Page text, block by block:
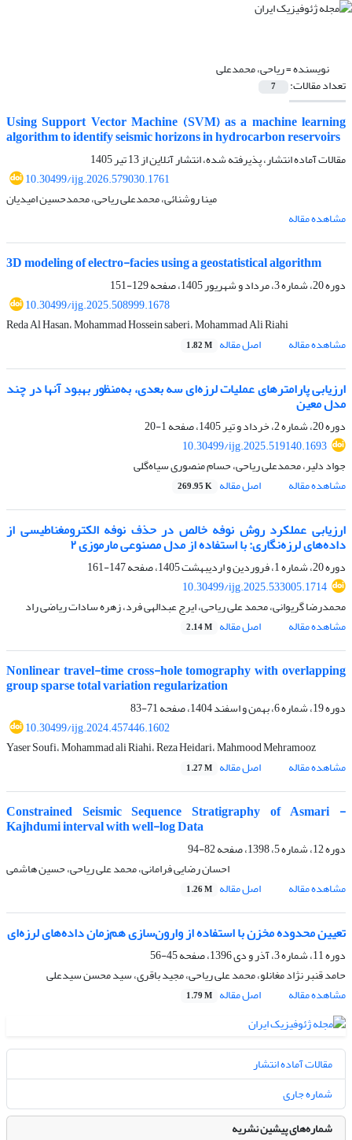
نویسنده =ریاحی، محمدعلی
تعداد مقالات: 7
Using Support Vector Machine (SVM) as a machine learning
algorithm to identify seismic horizons in hydrocarbon reservoirs
مقالات آماده انتشار، پذیرفته شده، انتشار آنلاین از13 تیر 1405
10.30499/ijg.2026.579030.1761
مینا روشنائی، محمدعلی ریاحی، محمدحسین امیدیان
مشاهده مقاله
3D modeling of electro-facies using a geostatistical algorithm
دوره 20، شماره 3، مرداد و شهریور 1405، صفحه
129-151
10.30499/ijg.2025.508999.1678
Reda Al Hasan، Mohammad Hossein saberi، Mohammad Ali Riahi
مشاهده مقاله
اصل مقاله 1.82 M
ارزیابی پارامتر‌های عملیات لرزه‌ای سه بعدی، به‌منظور بهبود آنها در چند
مدل معین
دوره 20، شماره 2، خرداد و تیر 1405، صفحه
1-20
10.30499/ijg.2025.519140.1693
جواد دلیر، محمدعلی ریاحی، حسام منصوری سیاه‌گلی
مشاهده مقاله
اصل مقاله 269.95 K
ارزیابی عملکرد روش نوفه خالص در حذف نوفه الکترومغناطیسی از
داده‌های لرزه‌نگاری: با استفاده از مدل مصنوعی مارموزی ۲
دوره 20، شماره 1، فروردین و اردیبهشت 1405، صفحه
147-161
10.30499/ijg.2025.533005.1714
محمدرضا گریوانی، محمد علی ریاحی، ایرج عبدالهی فرد، زهره سادات ریاضی راد
مشاهده مقاله
اصل مقاله 2.14 M
Nonlinear travel-time cross-hole tomography with overlapping
group sparse total variation regularization
دوره 19، شماره 6، بهمن و اسفند 1404، صفحه
71-83
10.30499/ijg.2024.457446.1602
Yaser Soufi، Mohammad ali Riahi، Reza Heidari، Mahmood Mehramooz
مشاهده مقاله
اصل مقاله 1.27 M
Constrained Seismic Sequence Stratigraphy of Asmari -
Kajhdumi interval with well-log Data
دوره 12، شماره 5، 1398، صفحه
82-94
احسان رضایی فرامانی، محمد علی ریاحی، حسین هاشمی
مشاهده مقاله
اصل مقاله 1.26 M
تعیین محدوده مخزن با استفاده از وارون‌سازی هم‌زمان داده‌های لرزه‌ای
دوره 11، شماره 3، آذر و دی 1396، صفحه
45-56
حامد قنبر نژاد مغانلو، محمد علی ریاحی، مجید باقری، سید محسن سیدعلی
مشاهده مقاله
اصل مقاله 1.79 M
مقالات آماده انتشار
شماره جاری
شماره‌های پیشین نشریه